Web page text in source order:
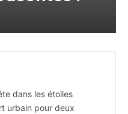
dans les étoiles
urbain pour deux